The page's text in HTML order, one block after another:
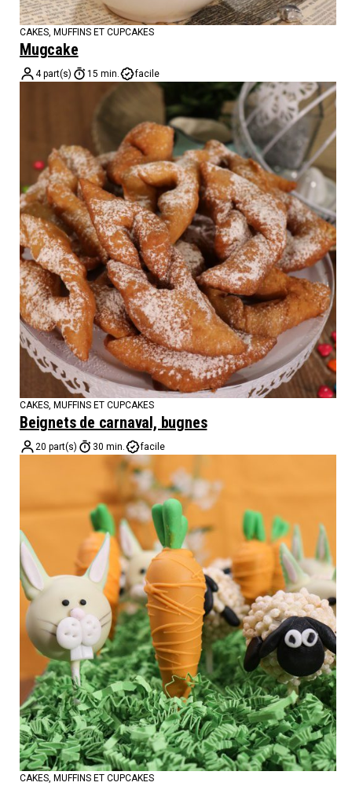
CAKES, MUFFINS ET CUPCAKES
Mugcake
4 part(s) 15 min. facile
CAKES, MUFFINS ET CUPCAKES
Beignets de carnaval, bugnes
20 part(s) 30 min. facile
CAKES, MUFFINS ET CUPCAKES